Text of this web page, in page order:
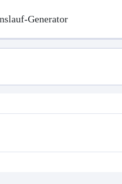
Generator